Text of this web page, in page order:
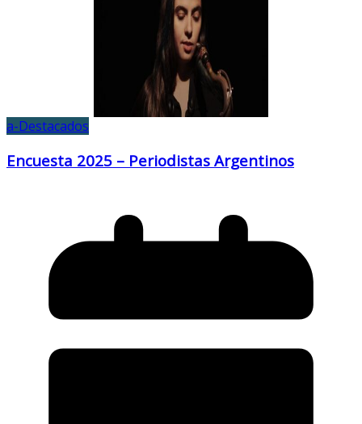
a-Destacados
Encuesta 2025 – Periodistas Argentinos